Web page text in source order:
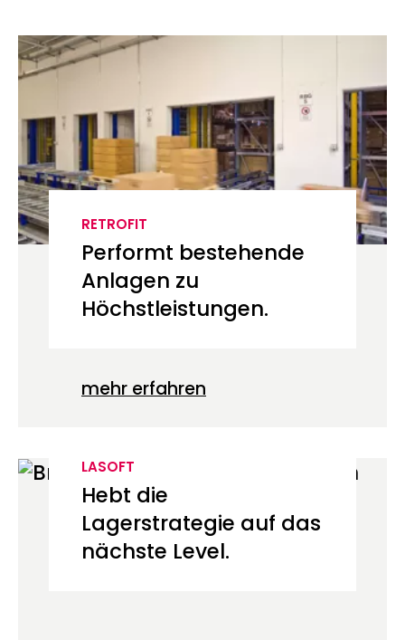
RETROFIT
Performt bestehende
Anlagen zu
Höchstleistungen.
mehr erfahren
LASOFT
Hebt die
Lagerstrategie auf das
nächste Level.